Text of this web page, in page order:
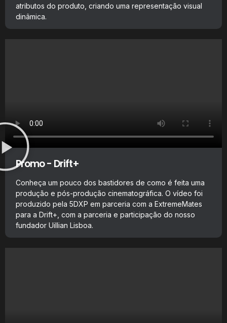
atributos do produto, criando uma representação visual
dinâmica.
Promo - Drift+
Conheça um pouco dos bastidores de como é feita uma
produção e pós-produção cinematográfica. O vídeo foi
produzido pela 5DXP em parceria com a ExtremeMates
para a Drift+, com a parceria e participação do nosso
fundador Uillian Lisboa.